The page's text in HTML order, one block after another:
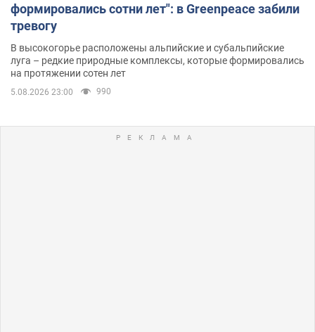
формировались сотни лет": в Greenpeace забили
тревогу
В высокогорье расположены альпийские и субальпийские
луга – редкие природные комплексы, которые формировались
на протяжении сотен лет
5.08.2026 23:00 990